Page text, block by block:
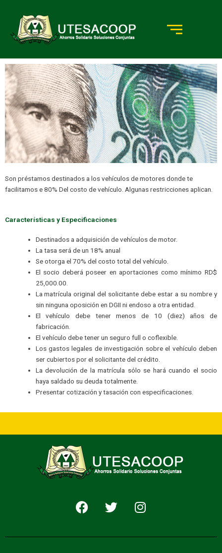
contenido
PRÉSTAMOS DE VEHÍCULOS
Son préstamos destinados a los vehículos de motores donde te
facilitamos e 80% Del costo de vehículo. Algunas restricciones aplican.
Características y Especificaciones
Destinados a adquisición de vehículos de motor.
La tasa será de un 18% anual
Se otorga el 70% del costo total del vehículo.
El socio deberá poseer en aportaciones como mínimo RD$
25,000.00.
La matrícula original del solicitante debe estar a su nombre y
sin ninguna oposición en DGII ni endoso a otra entidad.
El vehículo debe tener menos de 10 (diez) años de
fabricación.
El vehículo debe tener un seguro full o coflexible.
Los gastos legales de investigación sobre el vehículo deben
ser cubiertos por el solicitante del crédito.
La devolución de la matrícula sólo se hará cuando el socio
haya saldado su deuda totalmente.
Presentar cotización y tasación con especificaciones.
F
a
e
T
w
t
I
n
t